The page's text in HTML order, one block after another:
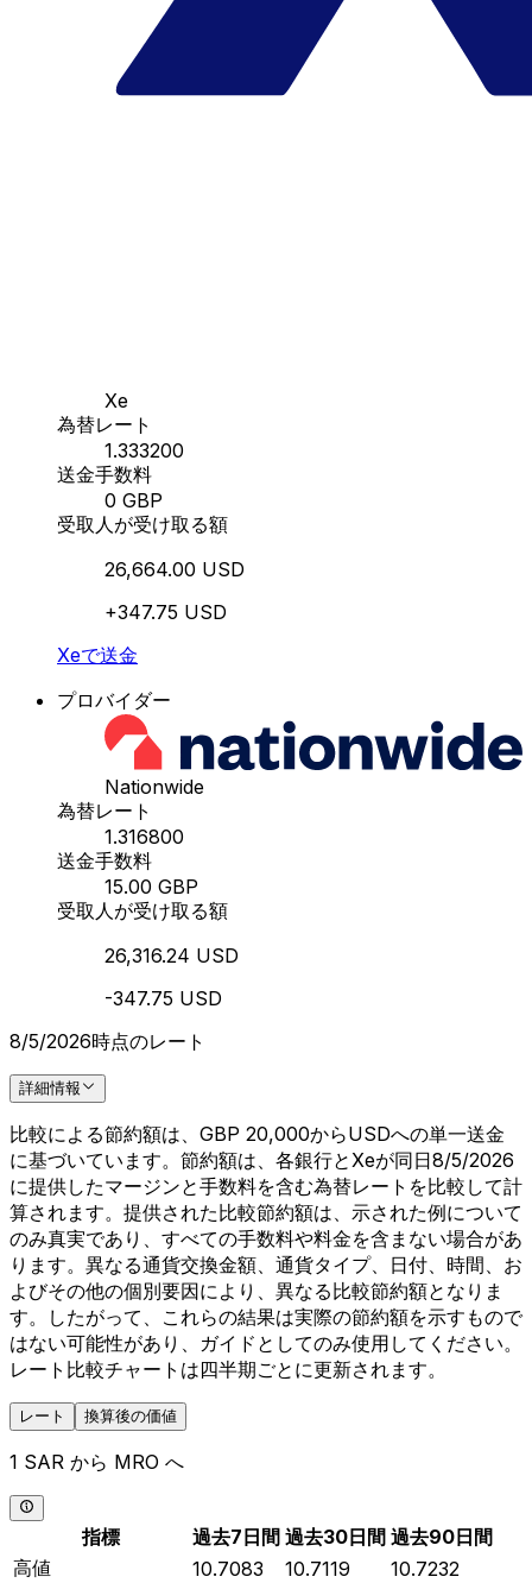
Xe
為替レート
1.333200
送金手数料
0 GBP
受取人が受け取る額
26,664.00 USD
+347.75 USD
Xeで送金
プロバイダー
Nationwide
為替レート
1.316800
送金手数料
15.00 GBP
受取人が受け取る額
26,316.24 USD
-347.75 USD
8/5/2026時点のレート
詳細情報
比較による節約額は、GBP 20,000からUSDへの単一送金
に基づいています。節約額は、各銀行とXeが同日8/5/2026
に提供したマージンと手数料を含む為替レートを比較して計
算されます。提供された比較節約額は、示された例について
のみ真実であり、すべての手数料や料金を含まない場合があ
ります。異なる通貨交換金額、通貨タイプ、日付、時間、お
よびその他の個別要因により、異なる比較節約額となりま
す。したがって、これらの結果は実際の節約額を示すもので
はない可能性があり、ガイドとしてのみ使用してください。
レート比較チャートは四半期ごとに更新されます。
レート 換算後の価値
1 SAR から MRO へ
指標 過去7日間 過去30日間 過去90日間
高値
10.7083 10.7119
10.7232